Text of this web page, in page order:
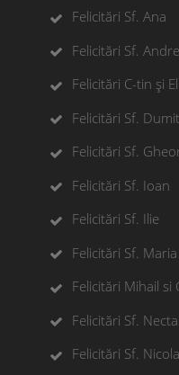
Felicitări Sf. Ana
Felicitări Sf.
Felicitări C-tin și
Felicitări Sf.
Felicitări Sf.
Felicitări Sf. Ioan
Felicitări Sf. Ilie
Felicitări Sf. Maria
Felicitări Mihail si
Felicitări Sf.
Felicitări Sf.